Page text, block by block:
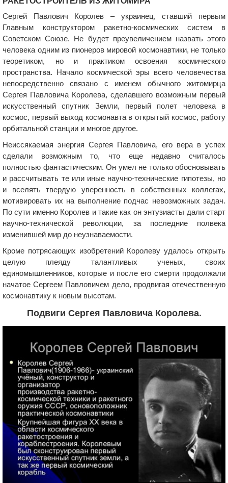
Сергей Павлович Королев – украинец, ставший первым
Главным конструктором ракетно-космических систем в
Советском Союзе. Не будет преувеличением назвать этого
человека одним из пионеров мировой космонавтики, не только
теоретиком, но и практиком освоения космического
пространства. Начало космической эры всего человечества
непосредственно связано с именем обычного житомирца
Сергея Павловича Королева, сделавшего возможным первый
искусственный спутник Земли, первый полет человека в
космос, первый выход космонавта в открытый космос, работу
орбитальной станции и многое другое.
Неиссякаемая энергия Сергея Павловича, его вера в успех
сделали возможным то, что еще недавно считалось
полностью фантастическим. Он умел не только обосновывать
и рассчитывать те или иные научно-технические гипотезы, но
и вселять твердую уверенность в собственных коллегах,
мотивировать их на выполнение подчас невозможных задач.
По сути именно Королев и такие как он энтузиасты дали старт
научно-технической революции, за последние полвека
изменившей мир до неузнаваемости.
Кроме потрясающих изобретений Королеву удалось открыть
целую плеяду талантливых ученых, своих
единомышленников, которые и после его смерти продолжали
начатое Сергеем Павловичем дело, продвигая отечественную
космонавтику к новым высотам.
Подвиги Сергея Павловича Королева.